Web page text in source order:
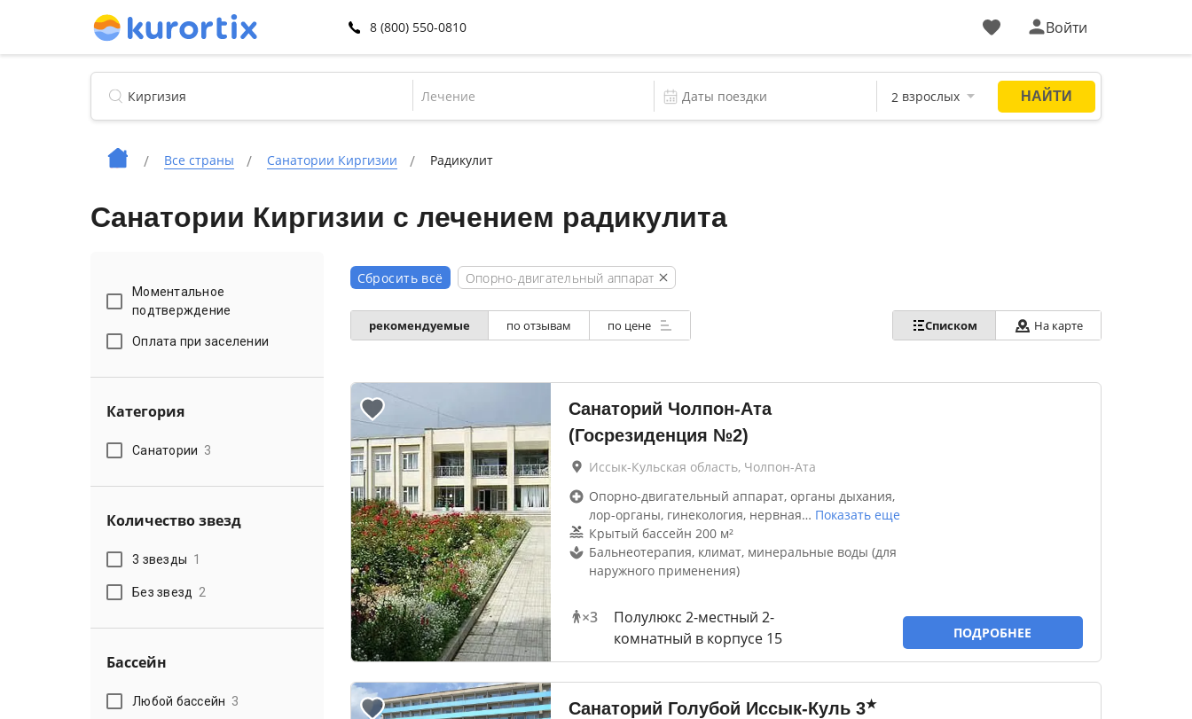
8 (800) 550-0810 Войти
Лечение
Все страны Санатории Киргизии Радикулит
Санатории Киргизии с лечением радикулита
Моментальное
подтверждение
Оплата при заселении
Категория
Санатории 3
Количество звезд
3 звезды 1
Без звезд 2
Бассейн
Любой бассейн 3
Сбросить всё Опорно-двигательный аппарат
рекомендуемые по отзывам по цене Списком На карте
Санаторий Чолпон-Ата
(Госрезиденция №2)
Иссык-Кульская область, Чолпон-Ата
Опорно-двигательный аппарат, органы дыхания,
лор-органы, гинекология, нервная… Показать еще
Крытый бассейн 200 м²
Бальнеотерапия, климат, минеральные воды (для
наружного применения)
×3
Полулюкс 2-местный 2-
комнатный в корпусе 15
ПОДРОБНЕЕ
Санаторий Голубой Иссык-Куль 3★